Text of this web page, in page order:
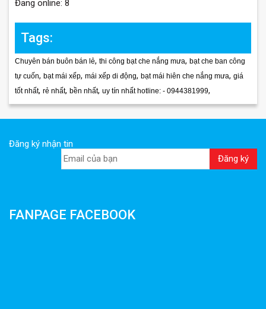
Đang online: 8
Tags:
Chuyên bán buôn bán lẻ, thi công bạt che nắng mưa, bạt che ban công
tự cuốn, bạt mái xếp, mái xếp di động, bạt mái hiên che nắng mưa, giá
tốt nhất, rẻ nhất, bền nhất, uy tín nhất hotline: - 0944381999,
Đăng ký nhận tin
FANPAGE FACEBOOK